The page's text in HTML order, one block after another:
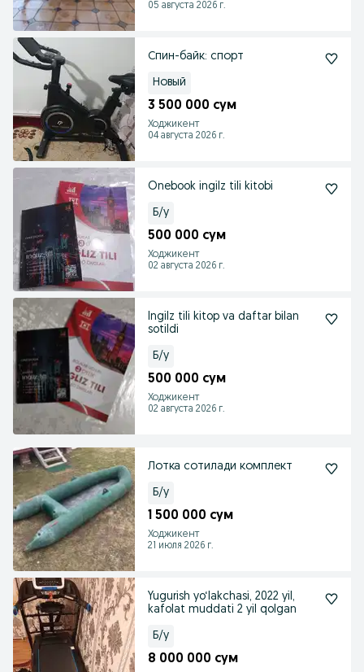
05 августа 2026 г.
Спин-байк: спорт
Новый
3 500 000 сум
Ходжикент
04 августа 2026 г.
Onebook ingilz tili kitobi
Б/у
500 000 сум
Ходжикент
02 августа 2026 г.
Ingilz tili kitop va daftar bilan
sotildi
Б/у
500 000 сум
Ходжикент
02 августа 2026 г.
Лотка сотилади комплект
Б/у
1 500 000 сум
Ходжикент
21 июля 2026 г.
Yugurish yo‘lakchasi, 2022 yil,
kafolat muddati 2 yil qolgan
Б/у
8 000 000 сум